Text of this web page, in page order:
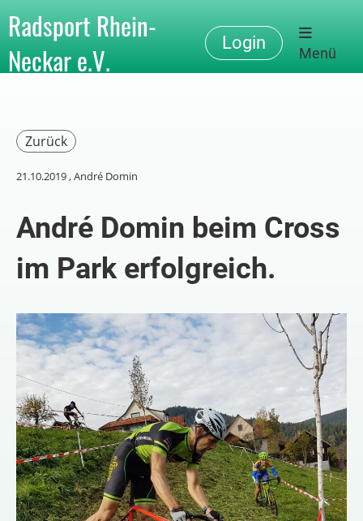
Radsport Rhein-
Neckar e.V.
Login
Menü
Zurück
21.10.2019, André Domin
André Domin beim Cross
im Park erfolgreich.